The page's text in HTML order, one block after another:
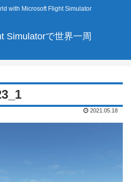
with Microsoft Flight Simulator
Simulatorで世界一周
2021.05.18